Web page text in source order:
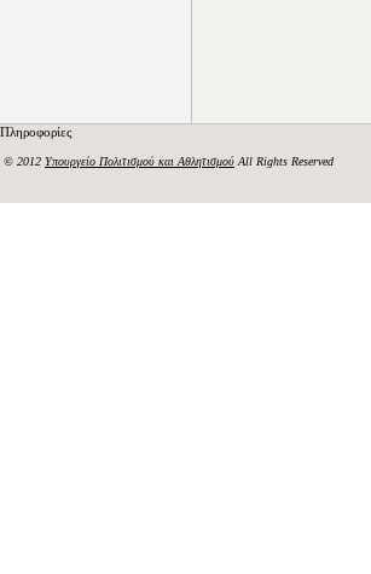
Πληροφορίες
© 2012 Υπουργείο Πολιτισμού και Αθλητισμού All Rights Reserved